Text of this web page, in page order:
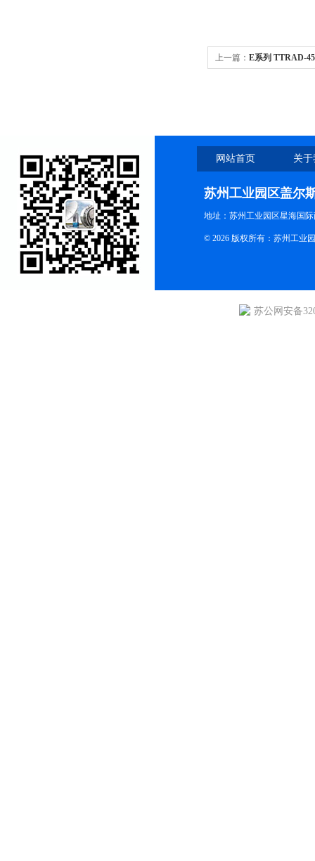
上一篇： E系列 TTRAD-
网站首页 关
苏州工业园区盖尔
地址：苏州工业园区星海国
© 2026 版权所有：苏州工业
苏公网安备